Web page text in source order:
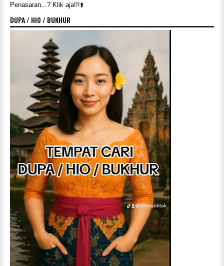
Penasaran...? Klik aja!!!⬆️
DUPA / HIO / BUKHUR